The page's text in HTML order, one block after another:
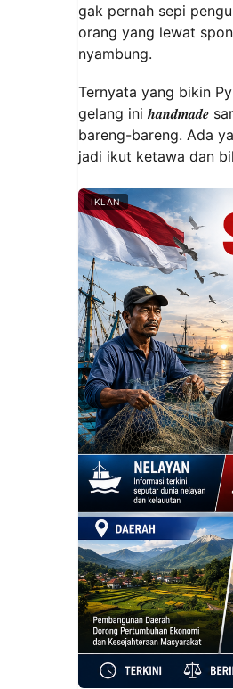
gak pernah sepi
orang yang lewat
nyambung.
Ternyata yang bikin
gelang ini 𝒉𝒂𝒏𝒅𝒎𝒂𝒅𝒆
bareng-bareng. Ada
jadi ikut ketawa dan
IKLAN